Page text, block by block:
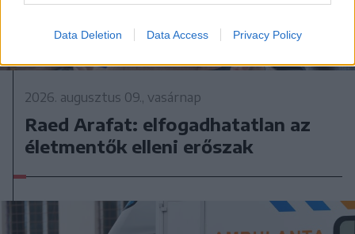
Data Deletion Data Access Privacy Policy
2026. augusztus 09., vasárnap
Raed Arafat: elfogadhatatlan az
életmentők elleni erőszak